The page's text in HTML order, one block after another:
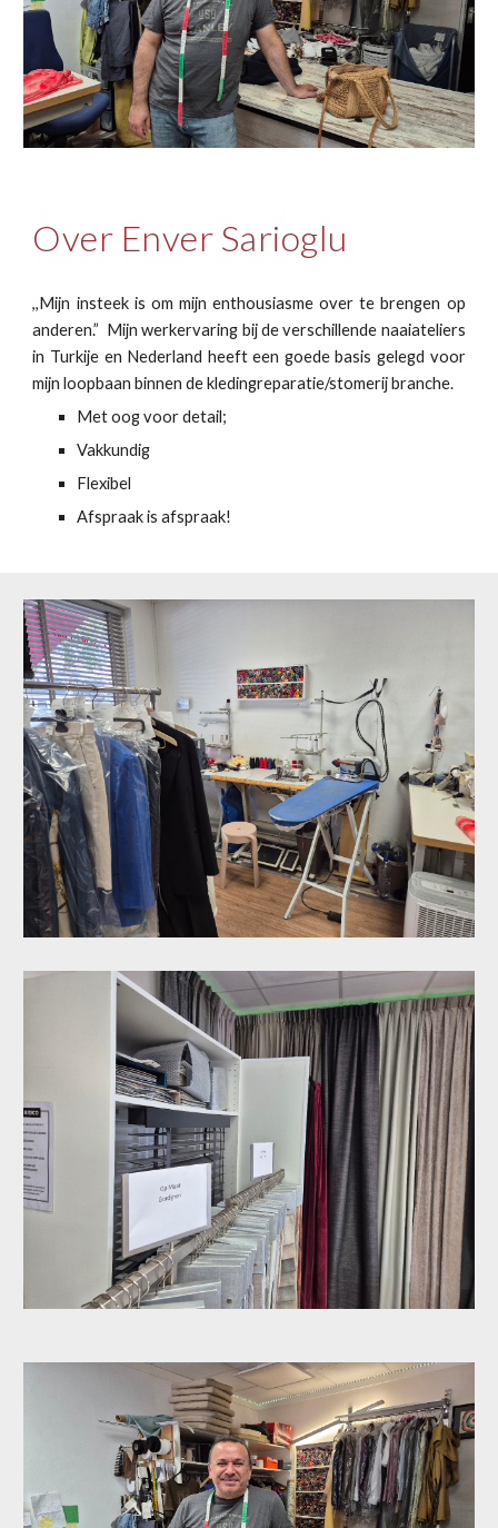
Over Enver Sarioglu
,,Mijn insteek is om mijn enthousiasme over te brengen op
anderen.” Mijn werkervaring bij de verschillende naaiateliers
in Turkije en Nederland heeft een goede basis gelegd voor
mijn loopbaan binnen de kledingreparatie/stomerij branche.
Met oog voor detail;
Vakkundig
Flexibel
Afspraak is afspraak!